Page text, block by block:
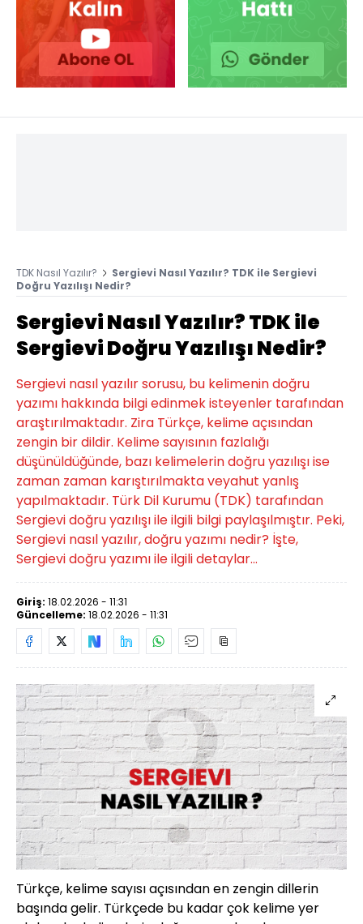
TDK Nasıl Yazılır?
Sergievi Nasıl Yazılır? TDK ile Sergievi
Doğru Yazılışı Nedir?
Sergievi Nasıl Yazılır? TDK ile
Sergievi Doğru Yazılışı Nedir?
Sergievi nasıl yazılır sorusu, bu kelimenin doğru
yazımı hakkında bilgi edinmek isteyenler tarafından
araştırılmaktadır. Zira Türkçe, kelime açısından
zengin bir dildir. Kelime sayısının fazlalığı
düşünüldüğünde, bazı kelimelerin doğru yazılışı ise
zaman zaman karıştırılmakta veyahut yanlış
yapılmaktadır. Türk Dil Kurumu (TDK) tarafından
Sergievi doğru yazılışı ile ilgili bilgi paylaşılmıştır. Peki,
Sergievi nasıl yazılır, doğru yazımı nedir? İşte,
Sergievi doğru yazımı ile ilgili detaylar...
Giriş: 18.02.2026 - 11:31
Güncelleme: 18.02.2026 - 11:31
Türkçe, kelime sayısı açısından en zengin dillerin
başında gelir. Türkçede bu kadar çok kelime yer